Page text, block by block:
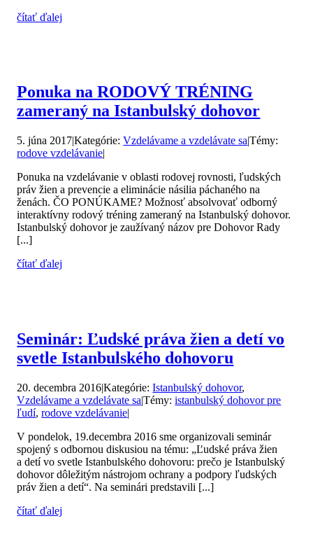
čítať ďalej
Ponuka na RODOVÝ TRÉNING
zameraný na Istanbulský dohovor
5. júna 2017|Kategórie:Vzdelávame a vzdelávate sa|Témy:
rodove vzdelávanie|
Ponuka na vzdelávanie v oblasti rodovej rovnosti, ľudských
práv žien a prevencie a eliminácie násilia páchaného na
ženách. ČO PONÚKAME? Možnosť absolvovať odborný
interaktívny rodový tréning zameraný na Istanbulský dohovor.
Istanbulský dohovor je zaužívaný názov pre Dohovor Rady
[...]
čítať ďalej
Seminár: Ľudské práva žien a detí vo
svetle Istanbulského dohovoru
20. decembra 2016|Kategórie:Istanbulský dohovor,
Vzdelávame a vzdelávate sa|Témy:istanbulský dohovor pre
ľudí,rodove vzdelávanie|
V pondelok, 19.decembra 2016 sme organizovali seminár
spojený s odbornou diskusiou na tému: „Ľudské práva žien
a detí vo svetle Istanbulského dohovoru: prečo je Istanbulský
dohovor dôležitým nástrojom ochrany a podpory ľudských
práv žien a detí“. Na seminári predstavili [...]
čítať ďalej